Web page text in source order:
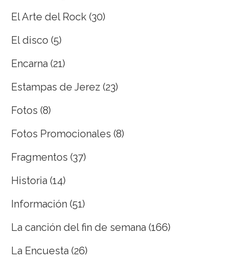
El Arte del Rock (30)
El disco (5)
Encarna (21)
Estampas de Jerez (23)
Fotos (8)
Fotos Promocionales (8)
Fragmentos (37)
Historia (14)
Información (51)
La canción del fin de semana (166)
La Encuesta (26)